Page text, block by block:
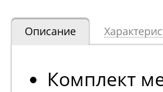
Описание
Комплект